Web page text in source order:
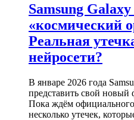
Samsung
«космический
Реальная
нейросети?
В январе 2026 года
представить свой
Пока ждём
несколько утечек,